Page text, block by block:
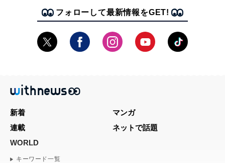
フォローして最新情報をGET!
新着
マンガ
連載
ネットで話題
WORLD
キーワード一覧